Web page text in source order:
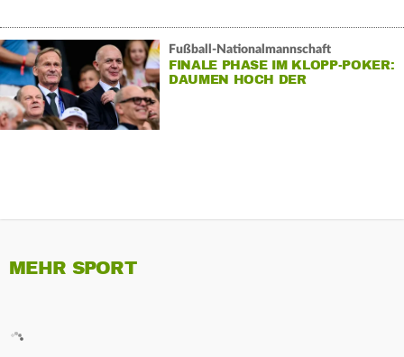
Fußball-Nationalmannschaft
FINALE PHASE IM KLOPP-POKER:
DAUMEN HOCH DER
MEHR SPORT